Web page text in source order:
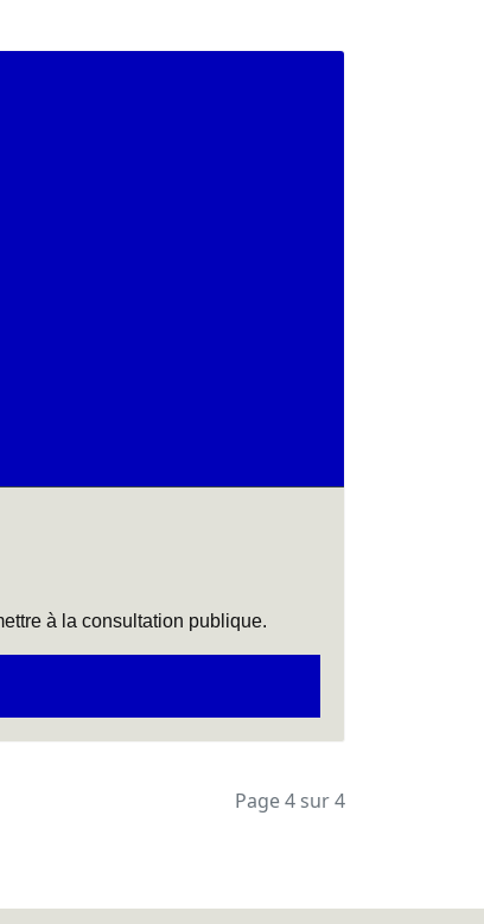
à la consultation publique.
Page 4 sur 4